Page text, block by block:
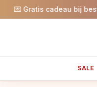
Gratis cadeau bij
SALE